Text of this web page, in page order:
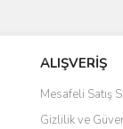
ALIŞVERİŞ
Mesafeli Satış
Gizlilik ve